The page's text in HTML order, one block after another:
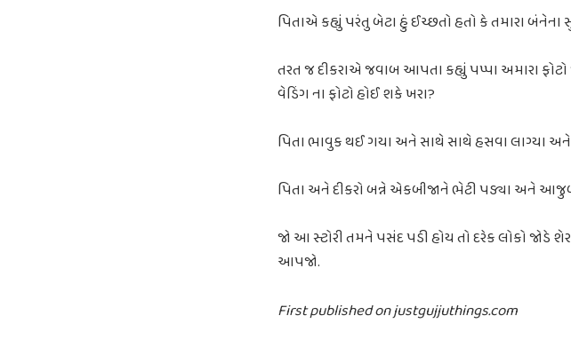
પિતાએ કહ્યું પરંતુ બેટા હું ઈચ્છતો હતો કે તમારા બંનેના
તરત જ દીકરાએ જવાબ આપતા કહ્યું પપ્પા અમારા
વેડિંગ ના ફોટો હોઈ શકે ખરા?
પિતા ભાવુક થઈ ગયા અને સાથે સાથે હસવા લાગ્યા
પિતા અને દીકરો બન્ને એકબીજાને ભેટી પડ્યા અને
જો આ સ્ટોરી તમને પસંદ પડી હોય તો દરેક લોકો જોડે
આપજો.
First published on justgujjuthings.com